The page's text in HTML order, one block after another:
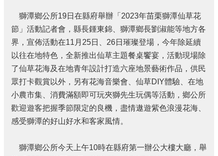
保
護
管
理
手
冊
訴
願
件
獅潭鄉公所19日在縣府舉辦「2023年苗栗獅潭仙草花
節」活動記者會，縣長鍾東錦、獅潭鄉長劉淑能等地方各
界，宣佈活動在11月25日、26日璀璨登場，今年除延續
以往在地特色，全新推出仙草主題餐桌饗宴，活動現場除
了仙草花海及在地青年設計打造六座地景藝術作品，供民
眾打卡觀賞以外，另有花海音樂會、仙草DIY體驗、在地
小農市集、消費滿額即可玩夾獅先生玩偶等活動，鄉公所
歡迎遊客把握季節限定的良機，盡情遨遊紫色浪漫花海、
感受獅潭的好山好水和客家風情。
獅潭鄉公所今天上午10時在縣府第一辦公大樓大廳，舉